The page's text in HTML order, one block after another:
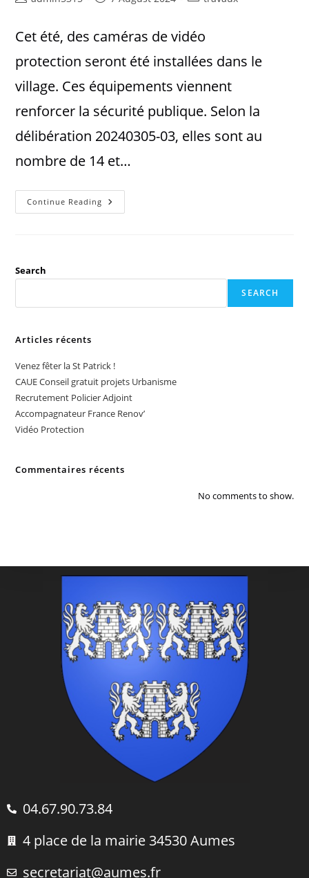
Cet été, des caméras de vidéo
protection seront été installées dans le
village. Ces équipements viennent
renforcer la sécurité publique. Selon la
délibération 20240305-03, elles sont au
nombre de 14 et…
Continue Reading
Search
SEARCH
Articles récents
Venez fêter la St Patrick !
CAUE Conseil gratuit projets Urbanisme
Recrutement Policier Adjoint
Accompagnateur France Renov’
Vidéo Protection
Commentaires récents
No comments to show.
04.67.90.73.84
4 place de la mairie 34530 Aumes
secretariat@aumes.fr